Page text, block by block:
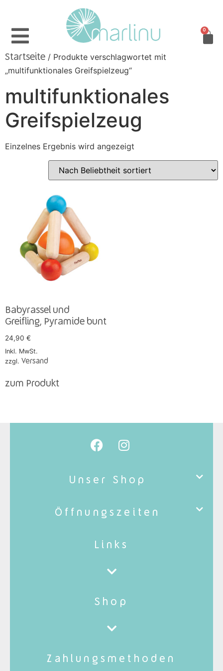
0
Startseite / Produkte verschlagwortet mit
„multifunktionales Greifspielzeug“
multifunktionales
Greifspielzeug
Einzelnes Ergebnis wird angezeigt
Babyrassel und
Greifling, Pyramide bunt
24,90 €
Inkl. MwSt.
zzgl. Versand
zum Produkt
Unser Shop
Öffnungszeiten
Links
Shop
Zahlungsmethoden